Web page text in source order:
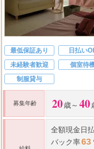
最低保証あり
未経験者歓迎
個室待
制服貸与
20歳～40